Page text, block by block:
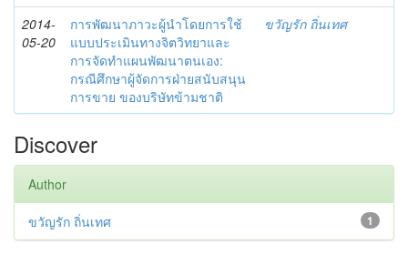
2014-
05-20
การพัฒนาภาวะผู้นำโดยการใช้
แบบประเมินทางจิตวิทยาและ
การจัดทำแผนพัฒนาตนเอง:
กรณีศึกษาผู้จัดการฝ่ายสนับสนุน
การขาย ของบริษัทข้ามชาติ
ขวัญรัก ถิ่นเทศ
Discover
Author
1
ขวัญรัก ถิ่นเทศ